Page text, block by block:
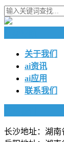
关于我们
ai资讯
ai应用
联系我们
长沙地址：湖